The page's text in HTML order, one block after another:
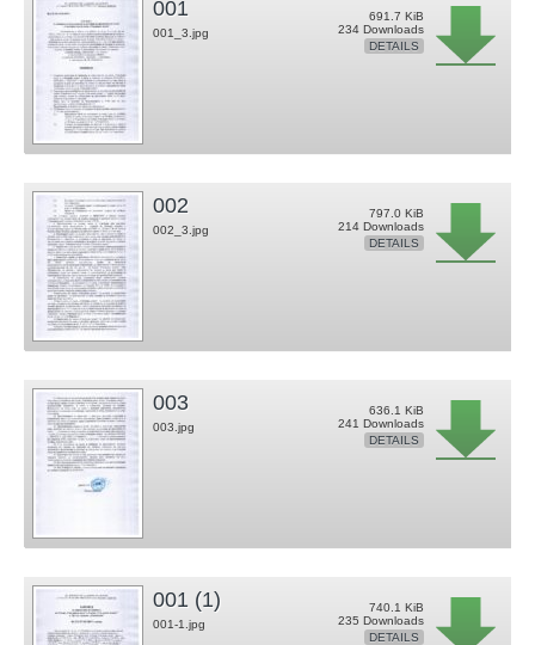
001
001_3.jpg
691.7 KiB
234 Downloads
DETAILS
002
002_3.jpg
797.0 KiB
214 Downloads
DETAILS
003
003.jpg
636.1 KiB
241 Downloads
DETAILS
001 (1)
001-1.jpg
740.1 KiB
235 Downloads
DETAILS